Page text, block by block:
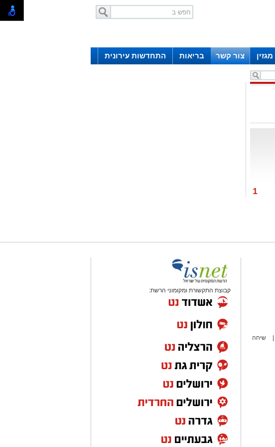
מגזין צור קשר בריאות
התחדשות עירונית
1
שיחה
קבוצת התקשורת ומקומוני הרשת: